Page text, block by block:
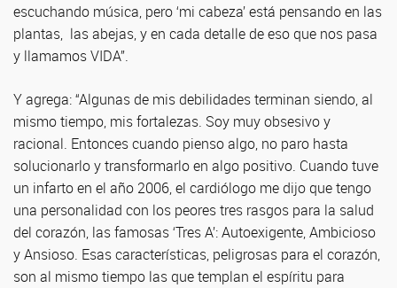
escuchando música, pero ‘mi cabeza’ está pensando en las
plantas, las abejas, y en cada detalle de eso que nos pasa
y llamamos VIDA”.
Y agrega: “Algunas de mis debilidades terminan siendo, al
mismo tiempo, mis fortalezas. Soy muy obsesivo y
racional. Entonces cuando pienso algo, no paro hasta
solucionarlo y transformarlo en algo positivo. Cuando tuve
un infarto en el año 2006, el cardiólogo me dijo que tengo
una personalidad con los peores tres rasgos para la salud
del corazón, las famosas ‘Tres A’: Autoexigente, Ambicioso
y Ansioso. Esas características, peligrosas para el corazón,
son al mismo tiempo las que templan el espíritu para